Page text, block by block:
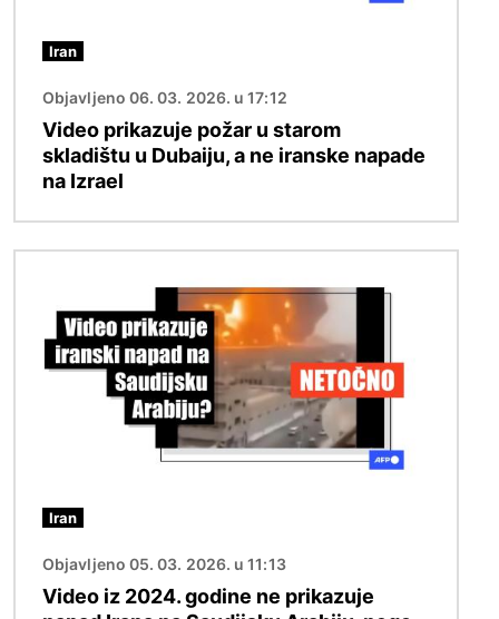
Iran
Objavljeno 06. 03. 2026. u 17:12
Video prikazuje požar u starom
skladištu u Dubaiju, a ne iranske napade
na Izrael
Iran
Objavljeno 05. 03. 2026. u 11:13
Video iz 2024. godine ne prikazuje